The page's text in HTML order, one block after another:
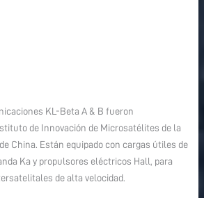
KL-Beta A & B fueron
de Innovación de Microsatélites de la
China. Están equipado con cargas útiles de
Ka y propulsores eléctricos Hall, para
de alta velocidad.